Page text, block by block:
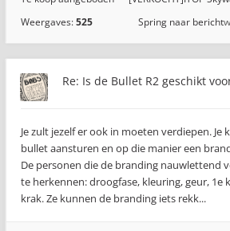
Weergaves:525 Spring naar bericht
Re: Is de Bullet R2 geschikt
Je zult jezelf er ook in moeten verdiepen.
bullet aansturen en op die manier een
De personen die de branding nauwlettend
te herkennen: droogfase, kleuring, geur, 1e
krak. Ze kunnen de branding iets rekk...